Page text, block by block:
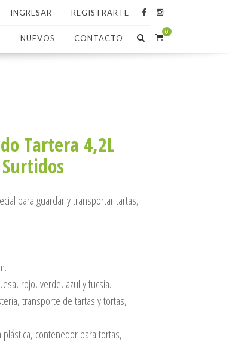
INGRESAR REGISTRARTE
NUEVOS CONTACTO
0
Tartera 4,2L
para guardar y transportar tartas,
rojo, verde, azul y fucsia.
transporte de tartas y tortas,
plástica, contenedor para tortas,